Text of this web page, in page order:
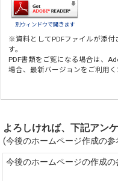
別ウィンドウで開きます
※資料としてPDFファイルが添付
す。
PDF書類をご覧になる場合は、
場合、最新バージョンをご利用く